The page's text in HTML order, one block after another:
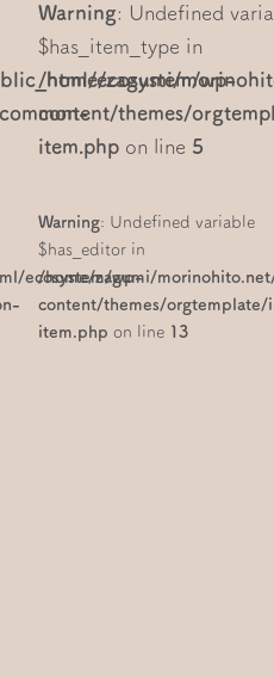
ecosystem/wp-
ecosystem/wp-
Warning: Undefined
$has_item_type in
/home/zagumi/
content/themes/
item.php on line 5
Warning: Undefined variable
$has_editor in
/home/zagumi/
content/themes/orgtemplate/
item.php on line 13